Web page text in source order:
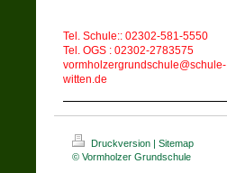
Tel. Schule:: 02302-581-5550
Tel. OGS : 02302-2783575
vormholzergrundschule@schule-
witten.de
Druckversion | Sitemap
© Vormholzer Grundschule